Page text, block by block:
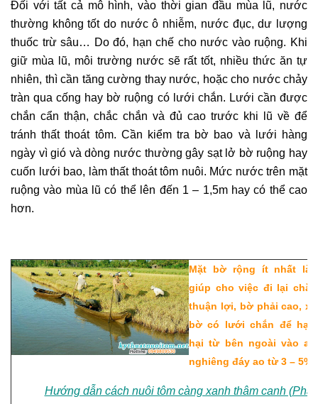
Đối với tất cả mô hình, vào thời gian đầu mùa lũ, nước
thường không tốt do nước ô nhiễm, nước đục, dư lượng
thuốc trừ sâu… Do đó, hạn chế cho nước vào ruộng. Khi
giữ mùa lũ, môi trường nước sẽ rất tốt, nhiều thức ăn tự
nhiên, thì cần tăng cường thay nước, hoặc cho nước chảy
tràn qua cống hay bờ ruộng có lưới chắn. Lưới cần được
chắn cẩn thận, chắc chắn và đủ cao trước khi lũ về để
tránh thất thoát tôm. Cần kiểm tra bờ bao và lưới hàng
ngày vì gió và dòng nước thường gây sạt lở bờ ruộng hay
cuốn lưới bao, làm thất thoát tôm nuôi. Mức nước trên mặt
ruộng vào mùa lũ có thể lên đến 1 – 1,5m hay có thể cao
hơn.
Mặt bờ rộng ít nhất là
giúp cho việc đi lại
thuận lợi, bờ phải cao,
bờ có lưới chắn để hạn
hại từ bên ngoài vào
nghiêng đáy ao từ 3 – 5%:
Hướng dẫn cách nuôi tôm càng xanh thâm canh